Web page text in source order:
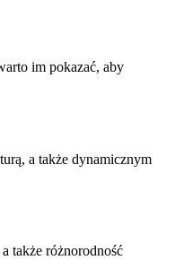
im pokazać, aby
a także dynamicznym
także różnorodność